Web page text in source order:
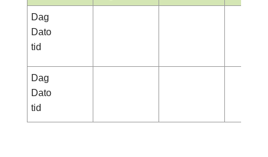
Dag
Dato
tid
Dag
Dato
tid